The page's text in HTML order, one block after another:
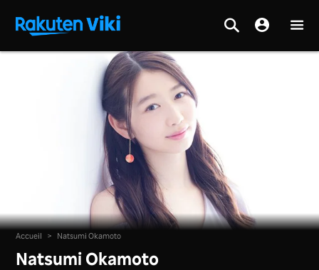
Accueil > Natsumi Okamoto
Natsumi Okamoto